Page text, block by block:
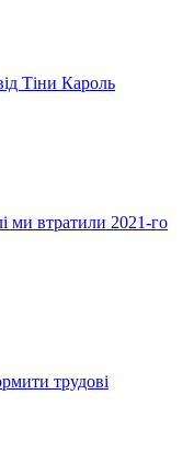
Тіни Кароль
ми втратили 2021-го
трудові